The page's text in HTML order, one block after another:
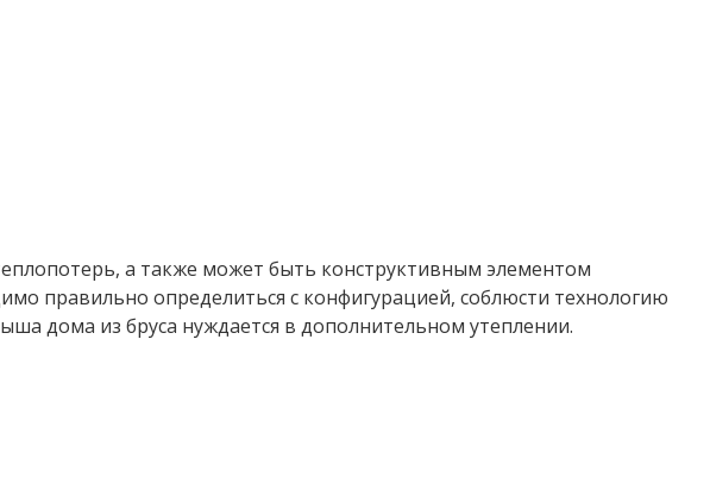
а также может быть конструктивным элементом
правильно определиться с конфигурацией, соблюсти технологию
дома из бруса нуждается в дополнительном утеплении.